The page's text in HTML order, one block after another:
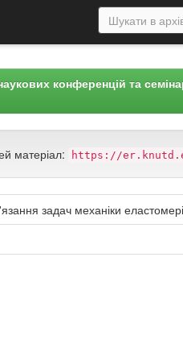
конференцій та
матеріал: https://
задач механіки